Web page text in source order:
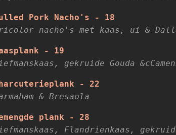
Pork Nacho's - 18
nacho's met kaas, ui &
- 19
gekruide Gouda
- 22
& Bresaola
plank - 28
Flandrienkaas,